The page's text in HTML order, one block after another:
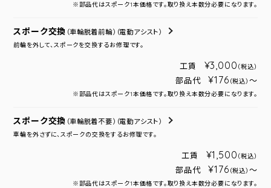
※部品代はスポーク1本価格です。取り換え本数分必要になります。
スポーク交換 （車輪脱着前輪） （電動アシスト）
前輪を外して、スポークを交換するお修理です。
工賃 ¥3,000 （税込）
部品代 ¥176 （税込） ～
※部品代はスポーク1本価格です。取り換え本数分必要になります。
スポーク交換 （車輪脱着不要） （電動アシスト）
車輪を外さずに、スポークの交換をするお修理です。
工賃 ¥1,500 （税込）
部品代 ¥176 （税込） ～
※部品代はスポーク1本価格です。取り換え本数分必要になります。